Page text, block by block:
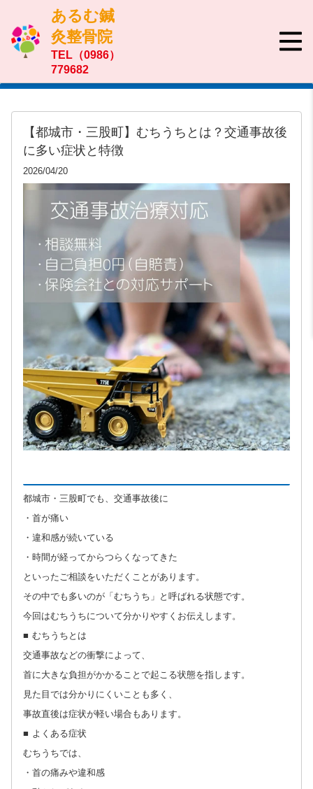
あるむ鍼
灸整骨院
TEL（0986）
779682
【都城市・三股町】むちうちとは？交通事故後
に多い症状と特徴
2026/04/20
都城市・三股町でも、交通事故後に
・首が痛い
・違和感が続いている
・時間が経ってからつらくなってきた
といったご相談をいただくことがあります。
その中でも多いのが「むちうち」と呼ばれる状態です。
今回はむちうちについて分かりやすくお伝えします。
■ むちうちとは
交通事故などの衝撃によって、
首に大きな負担がかかることで起こる状態を指します。
見た目では分かりにくいことも多く、
事故直後は症状が軽い場合もあります。
■ よくある症状
むちうちでは、
・首の痛みや違和感